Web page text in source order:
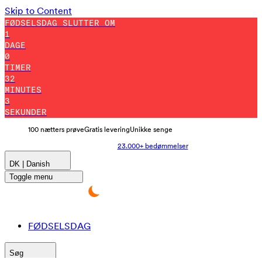
Skip to Content
FØDSELSDAG SLUTTER OM
1
DAGE
0
TIMER
31
MINUTES
54
SEKUNDER
100 nætters prøveGratis leveringUnikke senge
23.000+ bedømmelser
DK | Danish
Toggle menu
FØDSELSDAG
Søg